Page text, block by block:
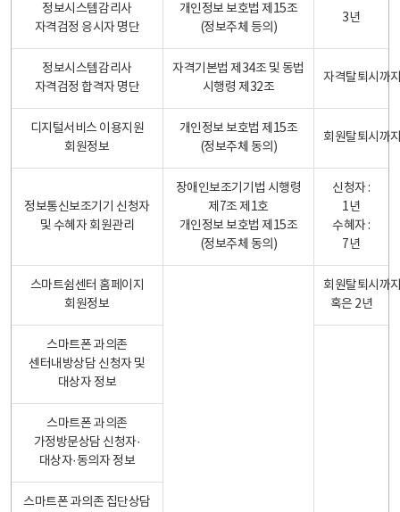
정보시스템감리사
자격검정 응시자 명단
개인정보 보호법 제15조
(정보주체 등의)
3년
정보시스템감리사
자격검정 합격자 명단
자격기본법 제34조 및 동법
시행령 제32조
자격탈퇴시까
디지털서비스 이용지원
회원정보
개인정보 보호법 제15조
(정보주체 동의)
회원탈퇴시까
정보통신보조기기 신청자
및 수혜자 회원관리
장애인보조기기법 시행령
제7조 제1호
개인정보 보호법 제15조
(정보주체 동의)
신청자 :
1년
수혜자 :
7년
스마트쉼센터 홈페이지
회원정보
회원탈퇴시까
혹은 2년
스마트폰 과의존
센터내방상담 신청자 및
대상자 정보
스마트폰 과의존
가정방문상담 신청자·
대상자·동의자 정보
스마트폰 과의존 집단상담